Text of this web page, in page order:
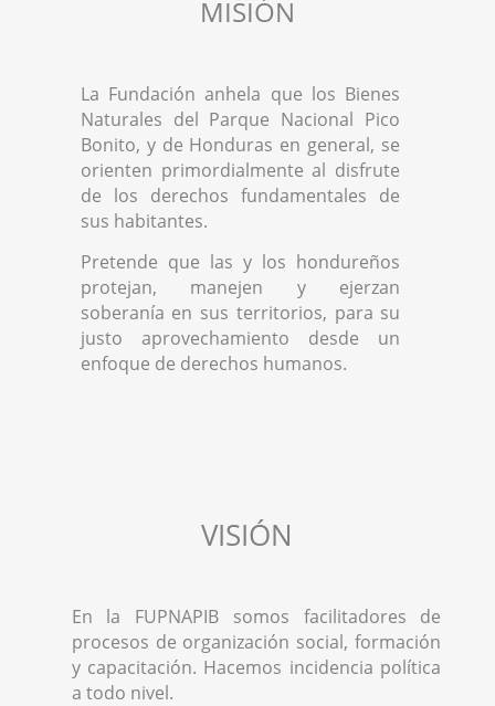
MISIÓN
La Fundación anhela que los Bienes
Naturales del Parque Nacional Pico
Bonito, y de Honduras en general, se
orienten primordialmente al disfrute
de los derechos fundamentales de
sus habitantes.
Pretende que las y los hondureños
protejan, manejen y ejerzan
soberanía en sus territorios, para su
justo aprovechamiento desde un
enfoque de derechos humanos.
VISIÓN
En la FUPNAPIB somos facilitadores de
procesos de organización social, formación
y capacitación. Hacemos incidencia política
a todo nivel.